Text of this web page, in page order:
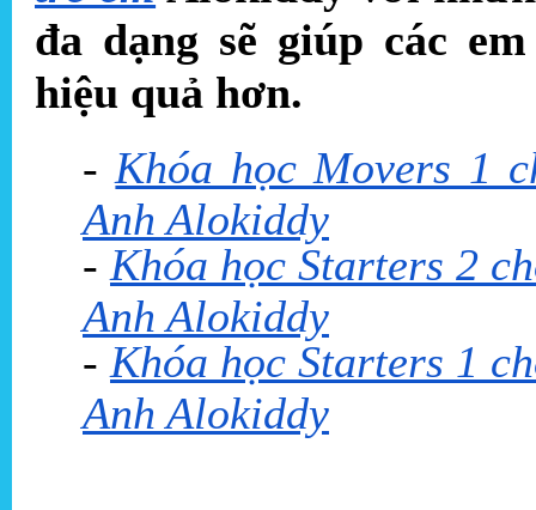
đa dạng sẽ giúp các
hiệu quả hơn.
-Khóa học Movers 1
Anh Alokiddy
- Khóa học Starters 2
Anh Alokiddy
- Khóa học Starters 1
Anh Alokiddy